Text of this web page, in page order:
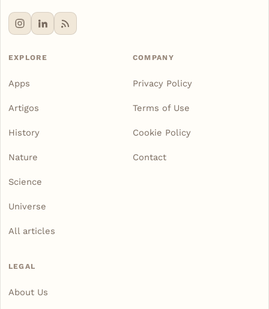
EXPLORE
Apps
Artigos
History
Nature
Science
Universe
All articles
COMPANY
Privacy Policy
Terms of Use
Cookie Policy
Contact
LEGAL
About Us